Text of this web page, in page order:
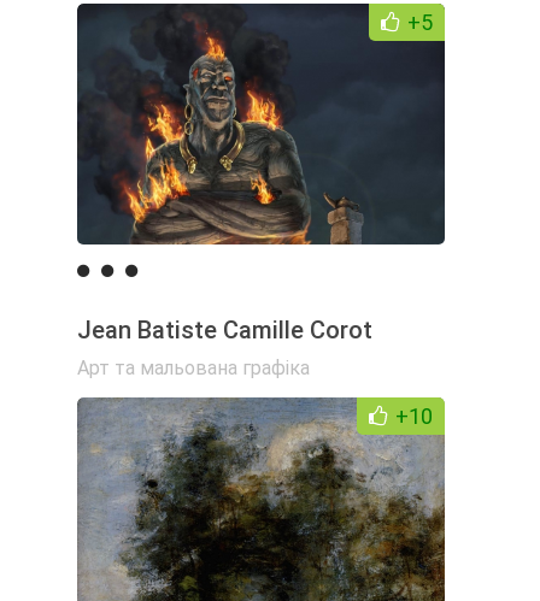
+5
Jean Batiste Camille Corot
Арт та мальована графіка
+10